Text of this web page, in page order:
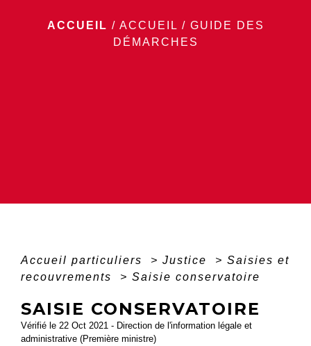
ACCUEIL / ACCUEIL / GUIDE DES
DÉMARCHES
Accueil particuliers > Justice > Saisies et
recouvrements
> Saisie conservatoire
SAISIE CONSERVATOIRE
Vérifié le 22 Oct 2021 - Direction de l'information légale et
administrative (Première ministre)